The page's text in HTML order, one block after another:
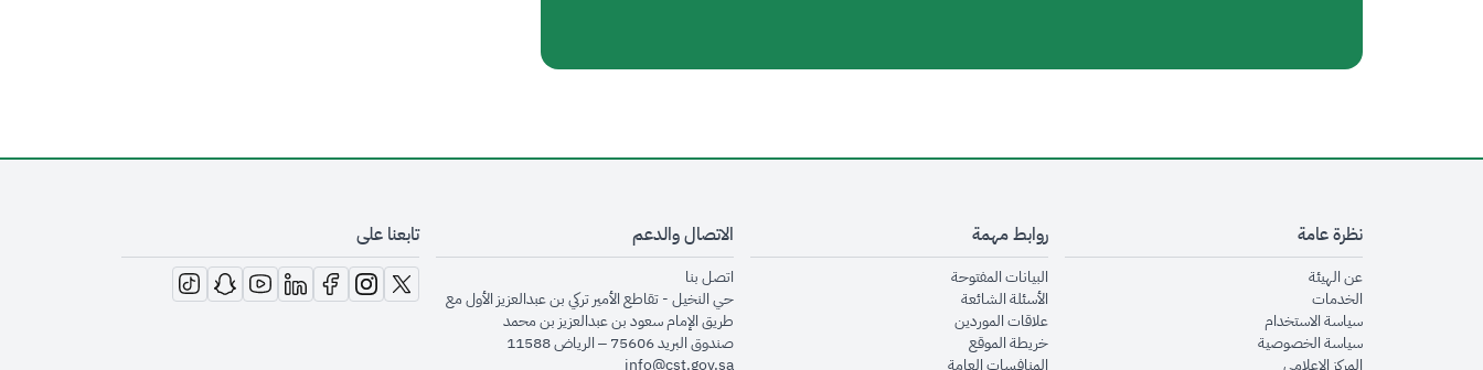
نظرة عامة
عن الهيئةopens in new window
الخدماتopens in new window
سياسة الاستخدام
سياسة الخصوصيةopens in new window
المركز الإعلاميopens in new window
روابط مهمة
البيانات المفتوحةopens in new window
الأسئلة الشائعةopens in new window
علاقات الموردينopens in new window
خريطة الموقعopens in new window
المنافسات العامةopens in new window
الاتصال والدعم
اتصل بنا
حي النخيل - تقاطع الأمير تركي بن عبدالعزيز الأول مع
طريق الإمام سعود بن عبدالعزيز بن محمد
صندوق البريد 75606 – الرياض 11588
info@cst.gov.sa
تابعنا على
opens in new window
opens in new window
opens in new window
opens in new window
opens in new window
opens in new window
opens in new window